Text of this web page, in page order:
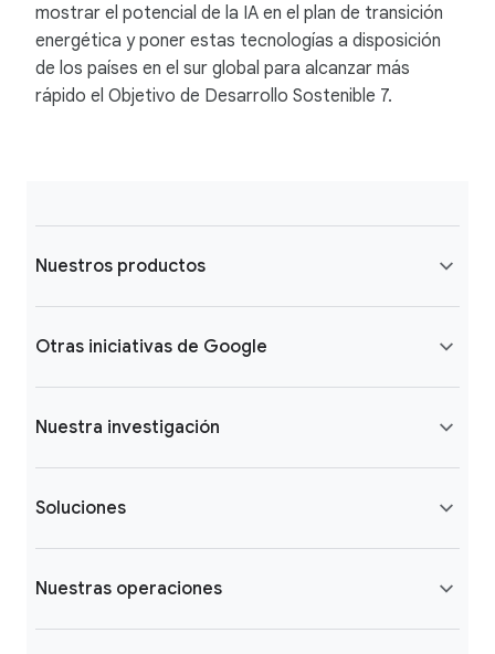
mostrar el potencial de la IA en el plan de transición
energética y poner estas tecnologías a disposición
de los países en el sur global para alcanzar más
rápido el Objetivo de Desarrollo Sostenible 7.
Nuestros productos
Otras iniciativas de Google
Nuestra investigación
Soluciones
Nuestras operaciones